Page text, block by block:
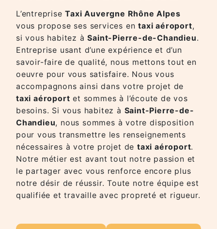
L’entrepriseTaxi Auvergne Rhône Alpes
vous propose ses services entaxi aéroport,
si vous habitez àSaint-Pierre-de-Chandieu.
Entreprise usant d’une expérience et d’un
savoir-faire de qualité, nous mettons tout en
oeuvre pour vous satisfaire. Nous vous
accompagnons ainsi dans votre projet de
taxi aéroport et sommes à l’écoute de vos
besoins. Si vous habitez à Saint-Pierre-de-
Chandieu, nous sommes à votre disposition
pour vous transmettre les renseignements
nécessaires à votre projet detaxi aéroport.
Notre métier est avant tout notre passion et
le partager avec vous renforce encore plus
notre désir de réussir. Toute notre équipe est
qualifiée et travaille avec propreté et rigueur.